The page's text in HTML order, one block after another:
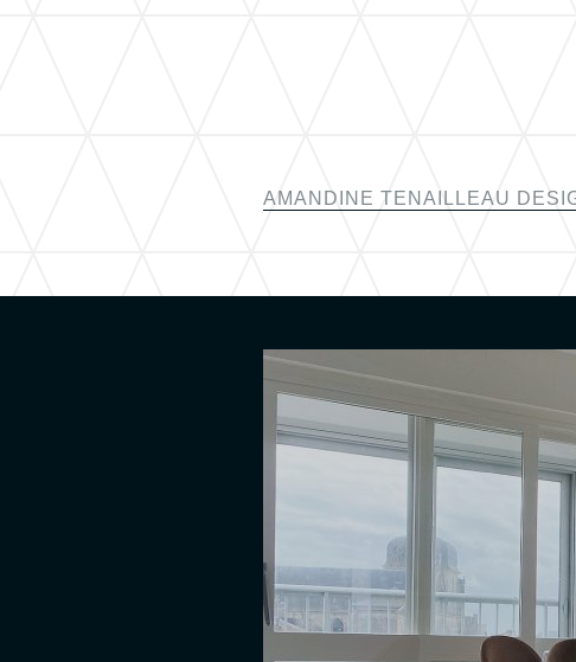
AMANDINE TENAILLEAU